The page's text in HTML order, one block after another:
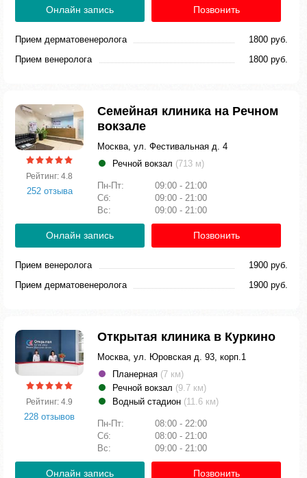
Онлайн запись Позвонить
Прием дерматовенеролога
1800 руб.
Прием венеролога
1800 руб.
Рейтинг: 4.8
252 отзыва
Семейная клиника на Речном
вокзале
Москва, ул. Фестивальная д. 4
Речной вокзал (713 м)
Пн-Пт:
09:00 - 21:00
Сб:
09:00 - 21:00
Вс:
09:00 - 21:00
Онлайн запись Позвонить
Прием венеролога
1900 руб.
Прием дерматовенеролога
1900 руб.
Рейтинг: 4.9
228 отзывов
Открытая клиника в Куркино
Москва, ул. Юровская д. 93, корп.1
Планерная (7 км)
Речной вокзал (9.7 км)
Водный стадион (11.6 км)
Пн-Пт:
08:00 - 22:00
Сб:
08:00 - 21:00
Вс:
09:00 - 21:00
Онлайн запись Позвонить